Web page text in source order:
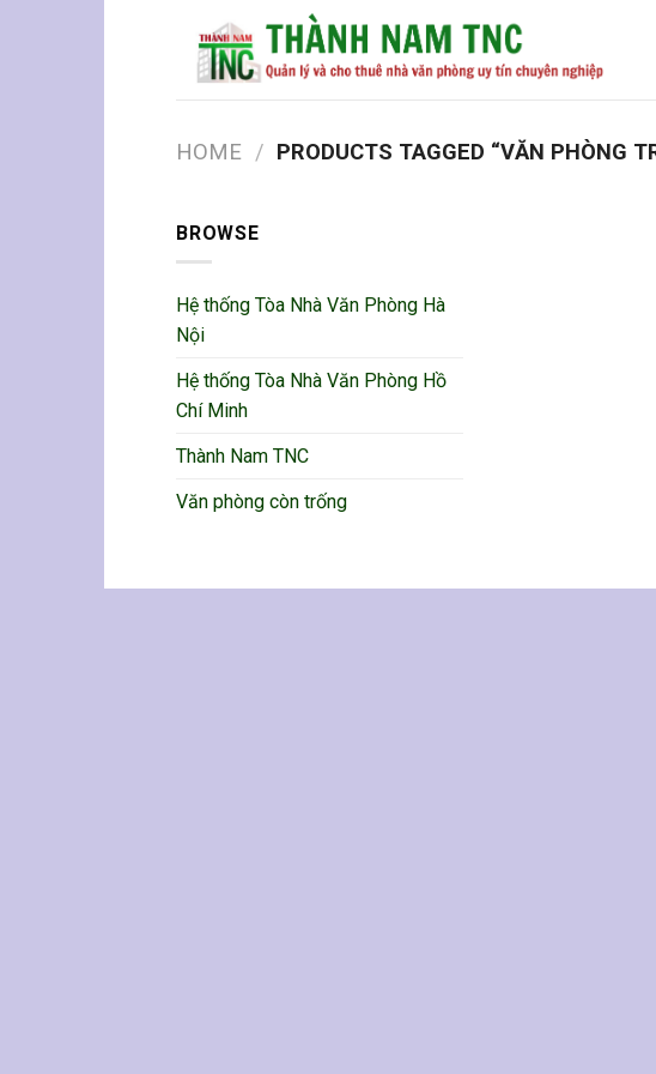
HOME / PRODUCTS TAGGED “VĂN PHÒNG
BROWSE
Hệ thống Tòa Nhà Văn Phòng Hà
Nội
Hệ thống Tòa Nhà Văn Phòng Hồ
Chí Minh
Thành Nam TNC
Văn phòng còn trống